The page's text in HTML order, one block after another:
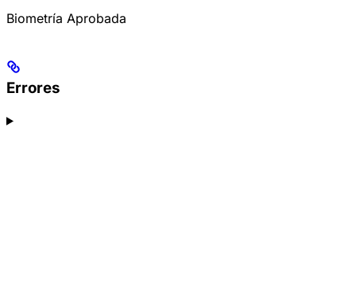
Biometría Aprobada
Errores